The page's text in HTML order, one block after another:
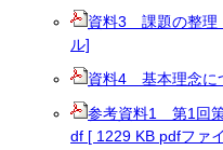
資料3 課題の整理
ル]
資料4 基本理念に
参考資料1 第1回
df [ 1229 KB pdfファ